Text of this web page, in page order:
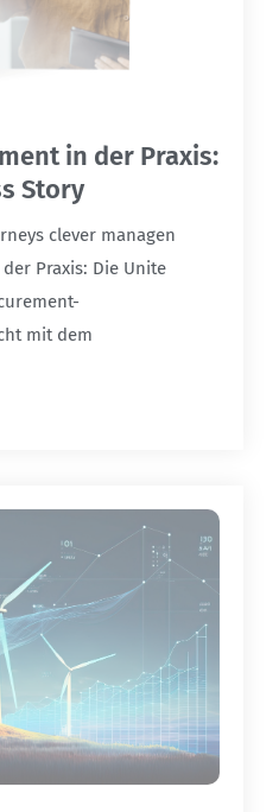
in der Praxis:
Story
clever managen
Praxis: Die Unite
mit dem